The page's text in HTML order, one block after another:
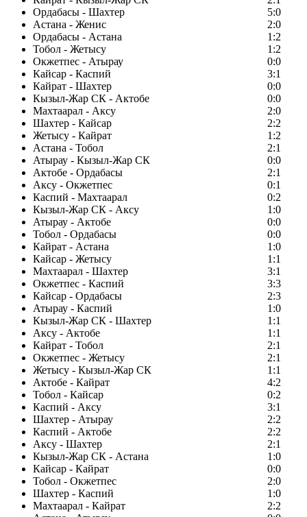
Ордабасы - Шахтер
5:0
Астана - Женис
2:0
Ордабасы - Астана
1:2
Тобол - Жетысу
1:2
Окжетпес - Атырау
0:0
Кайсар - Каспий
3:1
Кайрат - Шахтер
0:0
Кызыл-Жар СК - Актобе
0:0
Махтаарал - Аксу
2:0
Шахтер - Кайсар
2:2
Жетысу - Кайрат
1:2
Астана - Тобол
2:1
Атырау - Кызыл-Жар СК
0:0
Актобе - Ордабасы
2:1
Аксу - Окжетпес
0:1
Каспий - Махтаарал
0:2
Кызыл-Жар СК - Аксу
1:0
Атырау - Актобе
0:0
Тобол - Ордабасы
0:0
Кайрат - Астана
1:0
Кайсар - Жетысу
1:1
Махтаарал - Шахтер
3:1
Окжетпес - Каспий
3:3
Кайсар - Ордабасы
2:3
Атырау - Каспий
1:0
Кызыл-Жар СК - Шахтер
1:1
Аксу - Актобе
1:1
Кайрат - Тобол
2:1
Окжетпес - Жетысу
2:1
Жетысу - Кызыл-Жар СК
1:1
Актобе - Кайрат
4:2
Тобол - Кайсар
0:2
Каспий - Аксу
3:1
Шахтер - Атырау
2:2
Каспий - Актобе
2:2
Аксу - Шахтер
2:1
Кызыл-Жар СК - Астана
1:0
Кайсар - Кайрат
0:0
Тобол - Окжетпес
2:0
Шахтер - Каспий
1:0
Махтаарал - Кайрат
2:2